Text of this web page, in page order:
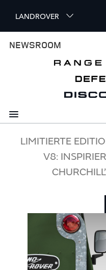
i
p
n
c
LANDROVER
NEWSROOM
LIMITIERTE
V8: